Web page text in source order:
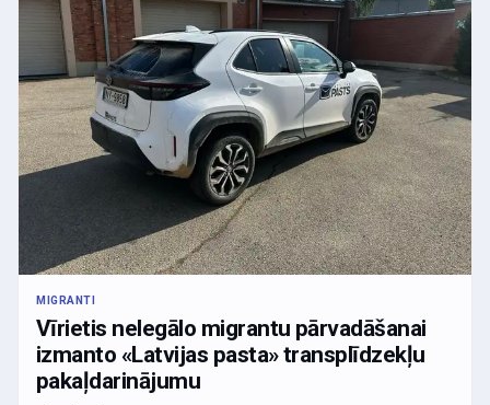
MIGRANTI
Vīrietis nelegālo migrantu pārvadāšanai
izmanto «Latvijas pasta» transplīdzekļu
pakaļdarinājumu